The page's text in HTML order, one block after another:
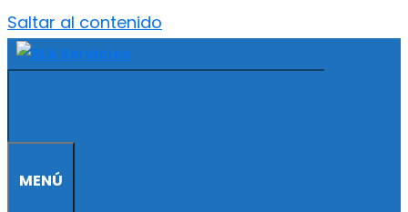
Saltar al contenido
MENÚ